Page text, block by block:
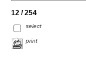
12 / 254
select
print